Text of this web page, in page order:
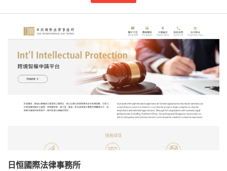
日恒國際法律事務所